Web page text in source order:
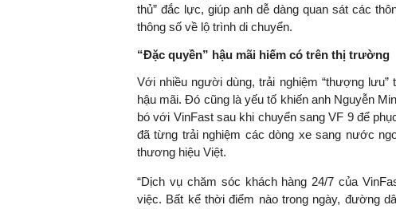
thủ” đắc lực, giúp anh dễ dàng quan sát các
thông số về lộ trình di chuyển.
“Đặc quyền” hậu mãi hiếm có trên thị trường
Với nhiều người dùng, trải nghiệm “thượng
hậu mãi. Đó cũng là yếu tố khiến anh Nguyễn
bó với VinFast sau khi chuyển sang VF 9 để
đã từng trải nghiệm các dòng xe sang nước
thương hiệu Việt.
“Dịch vụ chăm sóc khách hàng 24/7 của
việc. Bất kể thời điểm nào trong ngày, đường
"Có rất nhiều việc phải
ngay từ bây giờ và
đầu tư cho khoa học
nghệ; ban hành các
khuyến khích đổi mới
khởi nghiệp..."